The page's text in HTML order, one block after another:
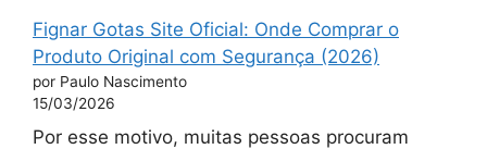
Fignar Gotas Site Oficial: Onde Comprar o
Produto Original com Segurança (2026)
por Paulo Nascimento
15/03/2026
Por esse motivo, muitas pessoas procuram